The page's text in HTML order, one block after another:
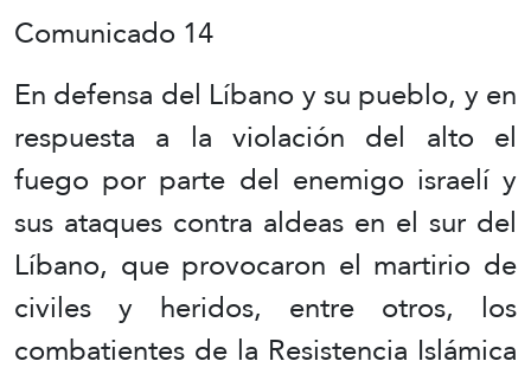
Comunicado 14
En defensa del Líbano y su pueblo, y en
respuesta a la violación del alto el
fuego por parte del enemigo israelí y
sus ataques contra aldeas en el sur del
Líbano, que provocaron el martirio de
civiles y heridos, entre otros, los
combatientes de la Resistencia Islámica